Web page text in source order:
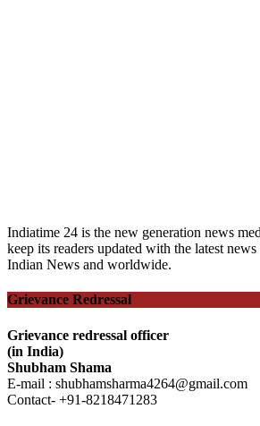
Indiatime 24 is the new generation news
keep its readers updated with the latest
Indian News and worldwide.
Grievance Redressal
Grievance redressal officer
(in India)
Shubham Shama
E-mail : shubhamsharma4264@gmail.com
Contact- +91-8218471283